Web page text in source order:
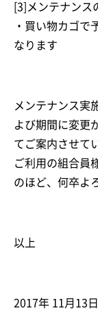
[3]メンテナンス
・買い物カゴで
なります
メンテナンス実
よび期間に変更
てご案内させて
ご利用の組合員
のほど、何卒よ
以上
2017年 11月13